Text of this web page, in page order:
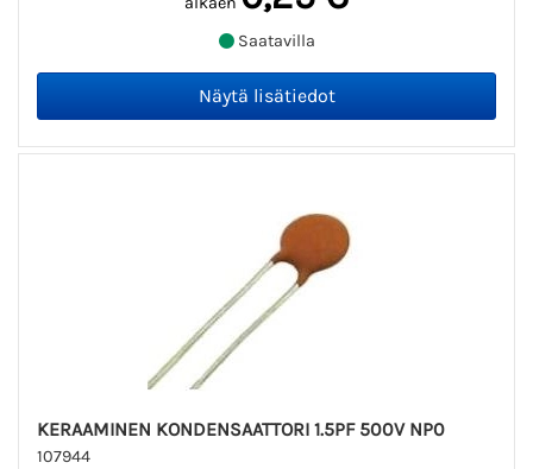
Saatavilla
KERAAMINEN KONDENSAATTORI 1.5PF 500V NP0
107944